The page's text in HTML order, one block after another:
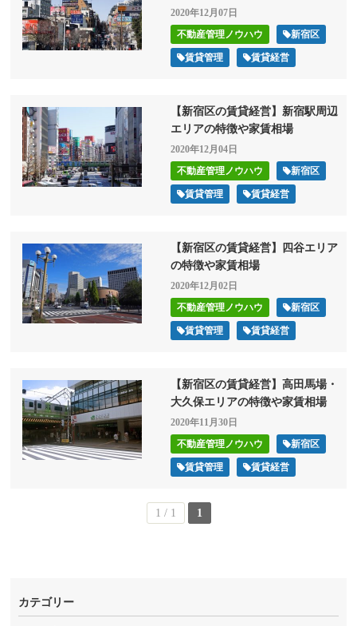
2020年12月07日
不動産管理ノウハウ
新宿区
賃貸管理 賃貸経営
【新宿区の賃貸経営】新宿駅周辺
エリアの特徴や家賃相場
2020年12月04日
不動産管理ノウハウ
新宿区
賃貸管理 賃貸経営
【新宿区の賃貸経営】四谷エリア
の特徴や家賃相場
2020年12月02日
不動産管理ノウハウ
新宿区
賃貸管理 賃貸経営
【新宿区の賃貸経営】高田馬場・
大久保エリアの特徴や家賃相場
2020年11月30日
不動産管理ノウハウ
新宿区
賃貸管理 賃貸経営
1 / 1 1
カテゴリー